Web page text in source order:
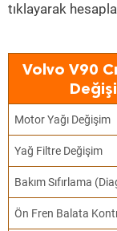
tıklayarak
Volvo V90
Motor Yağı Değişim
Yağ Filtre Değişim
Bakım Sıfırlama
Ön Fren Balata